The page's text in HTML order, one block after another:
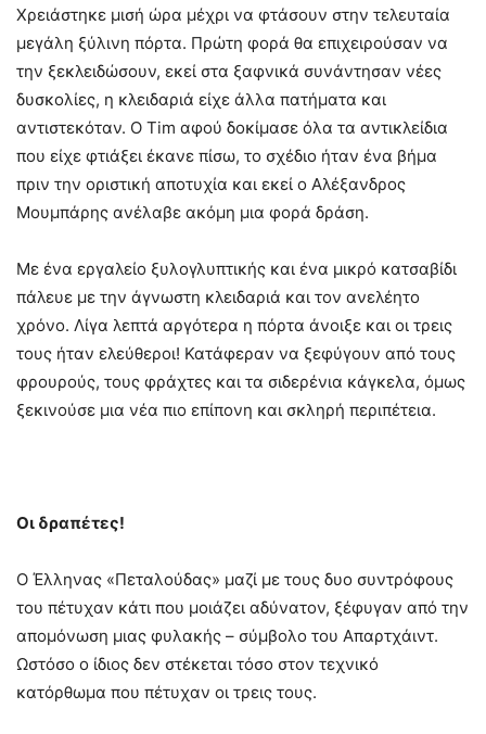
Χρειάστηκε μισή ώρα μέχρι να φτάσουν στην τελευταία
μεγάλη ξύλινη πόρτα. Πρώτη φορά θα επιχειρούσαν να
την ξεκλειδώσουν, εκεί στα ξαφνικά συνάντησαν νέες
δυσκολίες, η κλειδαριά είχε άλλα πατήματα και
αντιστεκόταν. Ο Tim αφού δοκίμασε όλα τα αντικλείδια
που είχε φτιάξει έκανε πίσω, το σχέδιο ήταν ένα βήμα
πριν την οριστική αποτυχία και εκεί ο Αλέξανδρος
Μουμπάρης ανέλαβε ακόμη μια φορά δράση.
Με ένα εργαλείο ξυλογλυπτικής και ένα μικρό κατσαβίδι
πάλευε με την άγνωστη κλειδαριά και τον ανελέητο
χρόνο. Λίγα λεπτά αργότερα η πόρτα άνοιξε και οι τρεις
τους ήταν ελεύθεροι! Κατάφεραν να ξεφύγουν από τους
φρουρούς, τους φράχτες και τα σιδερένια κάγκελα, όμως
ξεκινούσε μια νέα πιο επίπονη και σκληρή περιπέτεια.
Οι δραπέτες!
Ο Έλληνας «Πεταλούδας» μαζί με τους δυο συντρόφους
του πέτυχαν κάτι που μοιάζει αδύνατον, ξέφυγαν από την
απομόνωση μιας φυλακής – σύμβολο του Απαρτχάιντ.
Ωστόσο ο ίδιος δεν στέκεται τόσο στον τεχνικό
κατόρθωμα που πέτυχαν οι τρεις τους.